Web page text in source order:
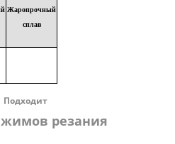
Жаропрочный
сплав
Подходит
резания